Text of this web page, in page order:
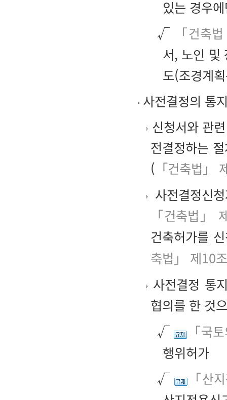
있는 경우
√
「건축
서, 노인 및
도(조경계
사전결정의 통
신청서와 관
전결정하는
( 「건축법」
사전결정신
「건축법」
건축허가를
축법」 제10조
사전결정 통
협의를 한 것
√
「국
행위허가
√
「산